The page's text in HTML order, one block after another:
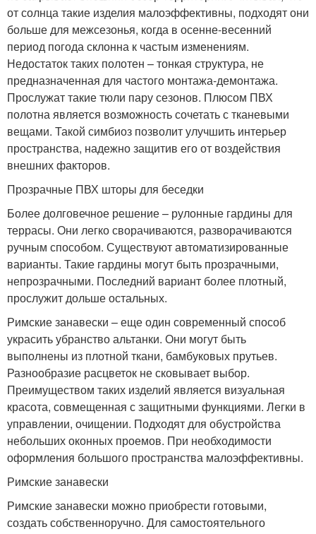
от солнца такие изделия малоэффективны, подходят они
больше для межсезонья, когда в осенне-весенний
период погода склонна к частым изменениям.
Недостаток таких полотен – тонкая структура, не
предназначенная для частого монтажа-демонтажа.
Прослужат такие тюли пару сезонов. Плюсом ПВХ
полотна является возможность сочетать с тканевыми
вещами. Такой симбиоз позволит улучшить интерьер
пространства, надежно защитив его от воздействия
внешних факторов.
Прозрачные ПВХ шторы для беседки
Более долговечное решение – рулонные гардины для
террасы. Они легко сворачиваются, разворачиваются
ручным способом. Существуют автоматизированные
варианты. Такие гардины могут быть прозрачными,
непрозрачными. Последний вариант более плотный,
прослужит дольше остальных.
Римские занавески – еще один современный способ
украсить убранство альтанки. Они могут быть
выполнены из плотной ткани, бамбуковых прутьев.
Разнообразие расцветок не сковывает выбор.
Преимуществом таких изделий является визуальная
красота, совмещенная с защитными функциями. Легки в
управлении, очищении. Подходят для обустройства
небольших оконных проемов. При необходимости
оформления большого пространства малоэффективны.
Римские занавески
Римские занавески можно приобрести готовыми,
создать собственноручно. Для самостоятельного